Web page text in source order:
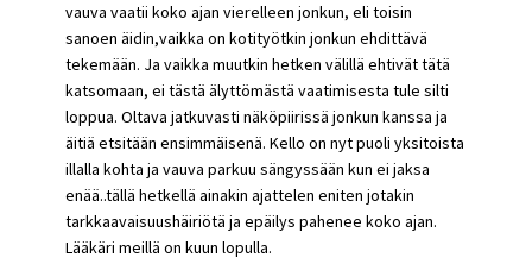
vauva vaatii koko ajan vierelleen jonkun, eli toisin
sanoen äidin,vaikka on kotityötkin jonkun ehdittävä
tekemään. Ja vaikka muutkin hetken välillä ehtivät tätä
katsomaan, ei tästä älyttömästä vaatimisesta tule silti
loppua. Oltava jatkuvasti näköpiirissä jonkun kanssa ja
äitiä etsitään ensimmäisenä. Kello on nyt puoli yksitoista
illalla kohta ja vauva parkuu sängyssään kun ei jaksa
enää..tällä hetkellä ainakin ajattelen eniten jotakin
tarkkaavaisuushäiriötä ja epäilys pahenee koko ajan.
Lääkäri meillä on kuun lopulla.